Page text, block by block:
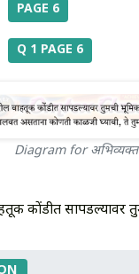
PAGE 6
Q 1 PAGE 6
Diagram for अभिव्यक्त
कोंडीत सापडल्यावर